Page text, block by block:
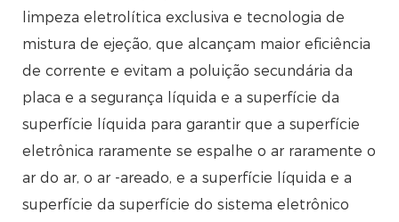
limpeza eletrolítica exclusiva e tecnologia de
mistura de ejeção, que alcançam maior eficiência
de corrente e evitam a poluição secundária da
placa e a segurança líquida e a superfície da
superfície líquida para garantir que a superfície
eletrônica raramente se espalhe o ar raramente o
ar do ar, o ar -areado, e a superfície líquida e a
superfície da superfície do sistema eletrônico